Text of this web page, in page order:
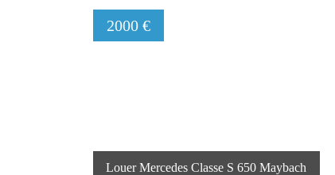
2000 €
Louer Mercedes Classe S 650 Maybach